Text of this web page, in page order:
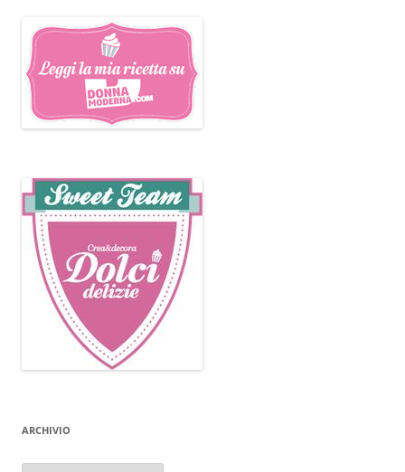
ARCHIVIO
Archivio